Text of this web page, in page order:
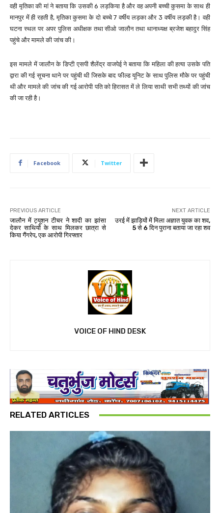
वही मृतिका की मां ने बताया कि उसकी 6 लड़किया है और वह अपनी बच्ची कुसमा के साथ ही
मानपुर में ही रहती है, मृतिका कुसमा के दो बच्चे 7 वर्षीय लड़का और 3 वर्षीय लड़की है। वही
घटना स्थल पर अपर पुलिस अधीक्षक तथा सीओ जालौन तथा थानाध्यक्ष ब्रजेश बहादुर सिंह
पहुंचे और मामले की जांच की।
इस मामले में जालौन के डिप्टी एसपी शैलेंद्र वाजपेई ने बताया कि महिला की हत्या उसके पति
द्वारा की गई सूचना थाने पर पहुंची थी जिसके बाद फील्ड यूनिट के साथ पुलिस मौके पर पहुंची
थी और मामले की जांच की गई आरोपी पति को हिरासत में ले लिया साथी सभी तथ्यों की जांच
की जा रही है।
Facebook Twitter
PREVIOUS ARTICLE
जालौन में ट्यूशन टीचर ने शादी का झांसा
देकर साथियों के साथ मिलकर छात्रा से
किया गैंगरेप, एक आरोपी गिरफ्तार
NEXT ARTICLE
उरई में झाड़ियों में मिला अज्ञात युवक का शव,
5 से 6 दिन पुराना बताया जा रहा शव
VOICE OF HIND DESK
RELATED ARTICLES